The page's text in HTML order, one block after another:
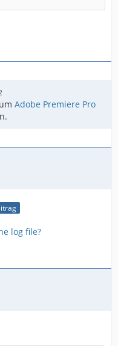
Adobe Premiere Pro
log file?